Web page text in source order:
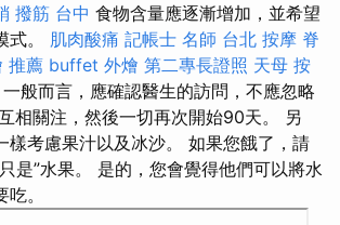
撥筋 台中 食物含量應逐漸增加，並希望
式。 肌肉酸痛 記帳士 名師 台北 按摩 脊
推薦 buffet 外燴 第二專長證照 天母 按
一般而言，應確認醫生的訪問，不應忽略
相關注，然後一切再次開始90天。 另
樣考慮果汁以及冰沙。 如果您餓了，請
是”水果。 是的，您會覺得他們可以將水
。